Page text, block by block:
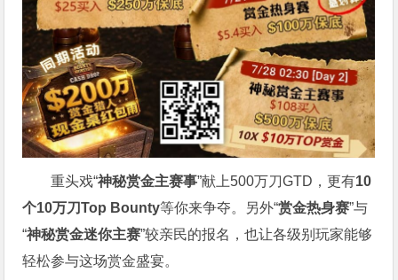
重头戏“神秘赏金主赛事”献上500万刀GTD，更有10
个10万刀Top Bounty等你来争夺。另外“赏金热身赛”与
“神秘赏金迷你主赛”较亲民的报名，也让各级别玩家能够
轻松参与这场赏金盛宴。